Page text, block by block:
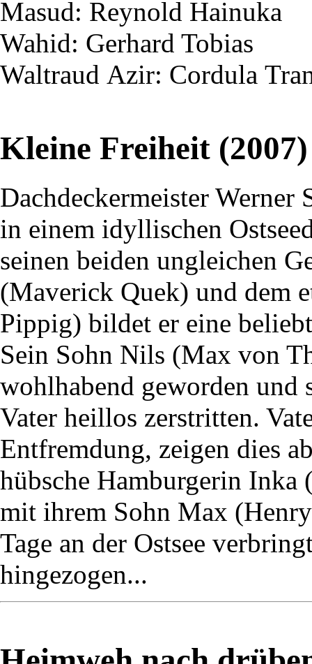
Masud: Reynold Hainuka
Wahid: Gerhard Tobias
Waltraud Azir: Cordula
Kleine Freiheit (2007)
Dachdeckermeister
in einem idyllischen
seinen beiden ungleichen
(Maverick Quek) und dem
Pippig) bildet er eine
Sein Sohn Nils (Max von
wohlhabend geworden und
Vater heillos zerstritten.
Entfremdung, zeigen dies
hübsche Hamburgerin
mit ihrem Sohn Max
Tage an der Ostsee
hingezogen...